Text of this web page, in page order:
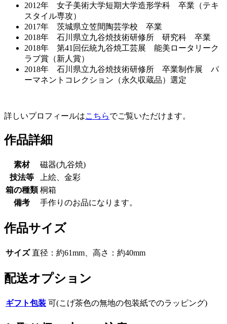
2012年 女子美術大学短期大学造形学科 卒業（テキ
スタイル専攻）
2017年 茨城県立笠間陶芸学校 卒業
2018年 石川県立九谷焼技術研修所 研究科 卒業
2018年 第41回伝統九谷焼工芸展 能美ロータリーク
ラブ賞（新人賞）
2018年 石川県立九谷焼技術研修所 卒業制作展 パ
ーマネントコレクション（永久収蔵品）選定
詳しいプロフィールはこちらでご覧いただけます。
作品詳細
素材
磁器(九谷焼)
技法等
上絵、金彩
箱の種類 桐箱
備考
手作りのお品になります。
作品サイズ
サイズ 直径：約61mm、高さ：約40mm
配送オプション
ギフト包装 可(こげ茶色の無地の包装紙でのラッピング)